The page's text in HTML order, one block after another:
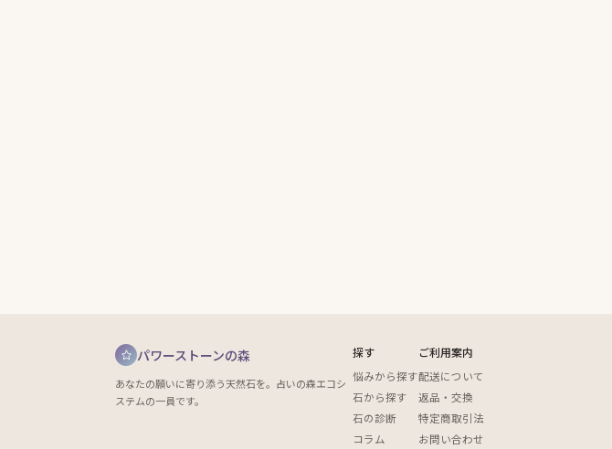
パワーストーンの森
あなたの願いに寄り添う天然石を。占いの森エコシ
ステムの一員です。
探す
悩みから探す
石から探す
石の診断
コラム
ご利用案内
配送について
返品・交換
特定商取引法
お問い合わせ